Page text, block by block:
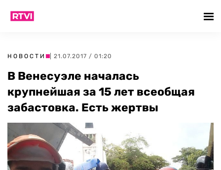
НОВОСТИ | 21.07.2017 / 01:20
В Венесуэле началась
крупнейшая за 15 лет всеобщая
забастовка. Есть жертвы